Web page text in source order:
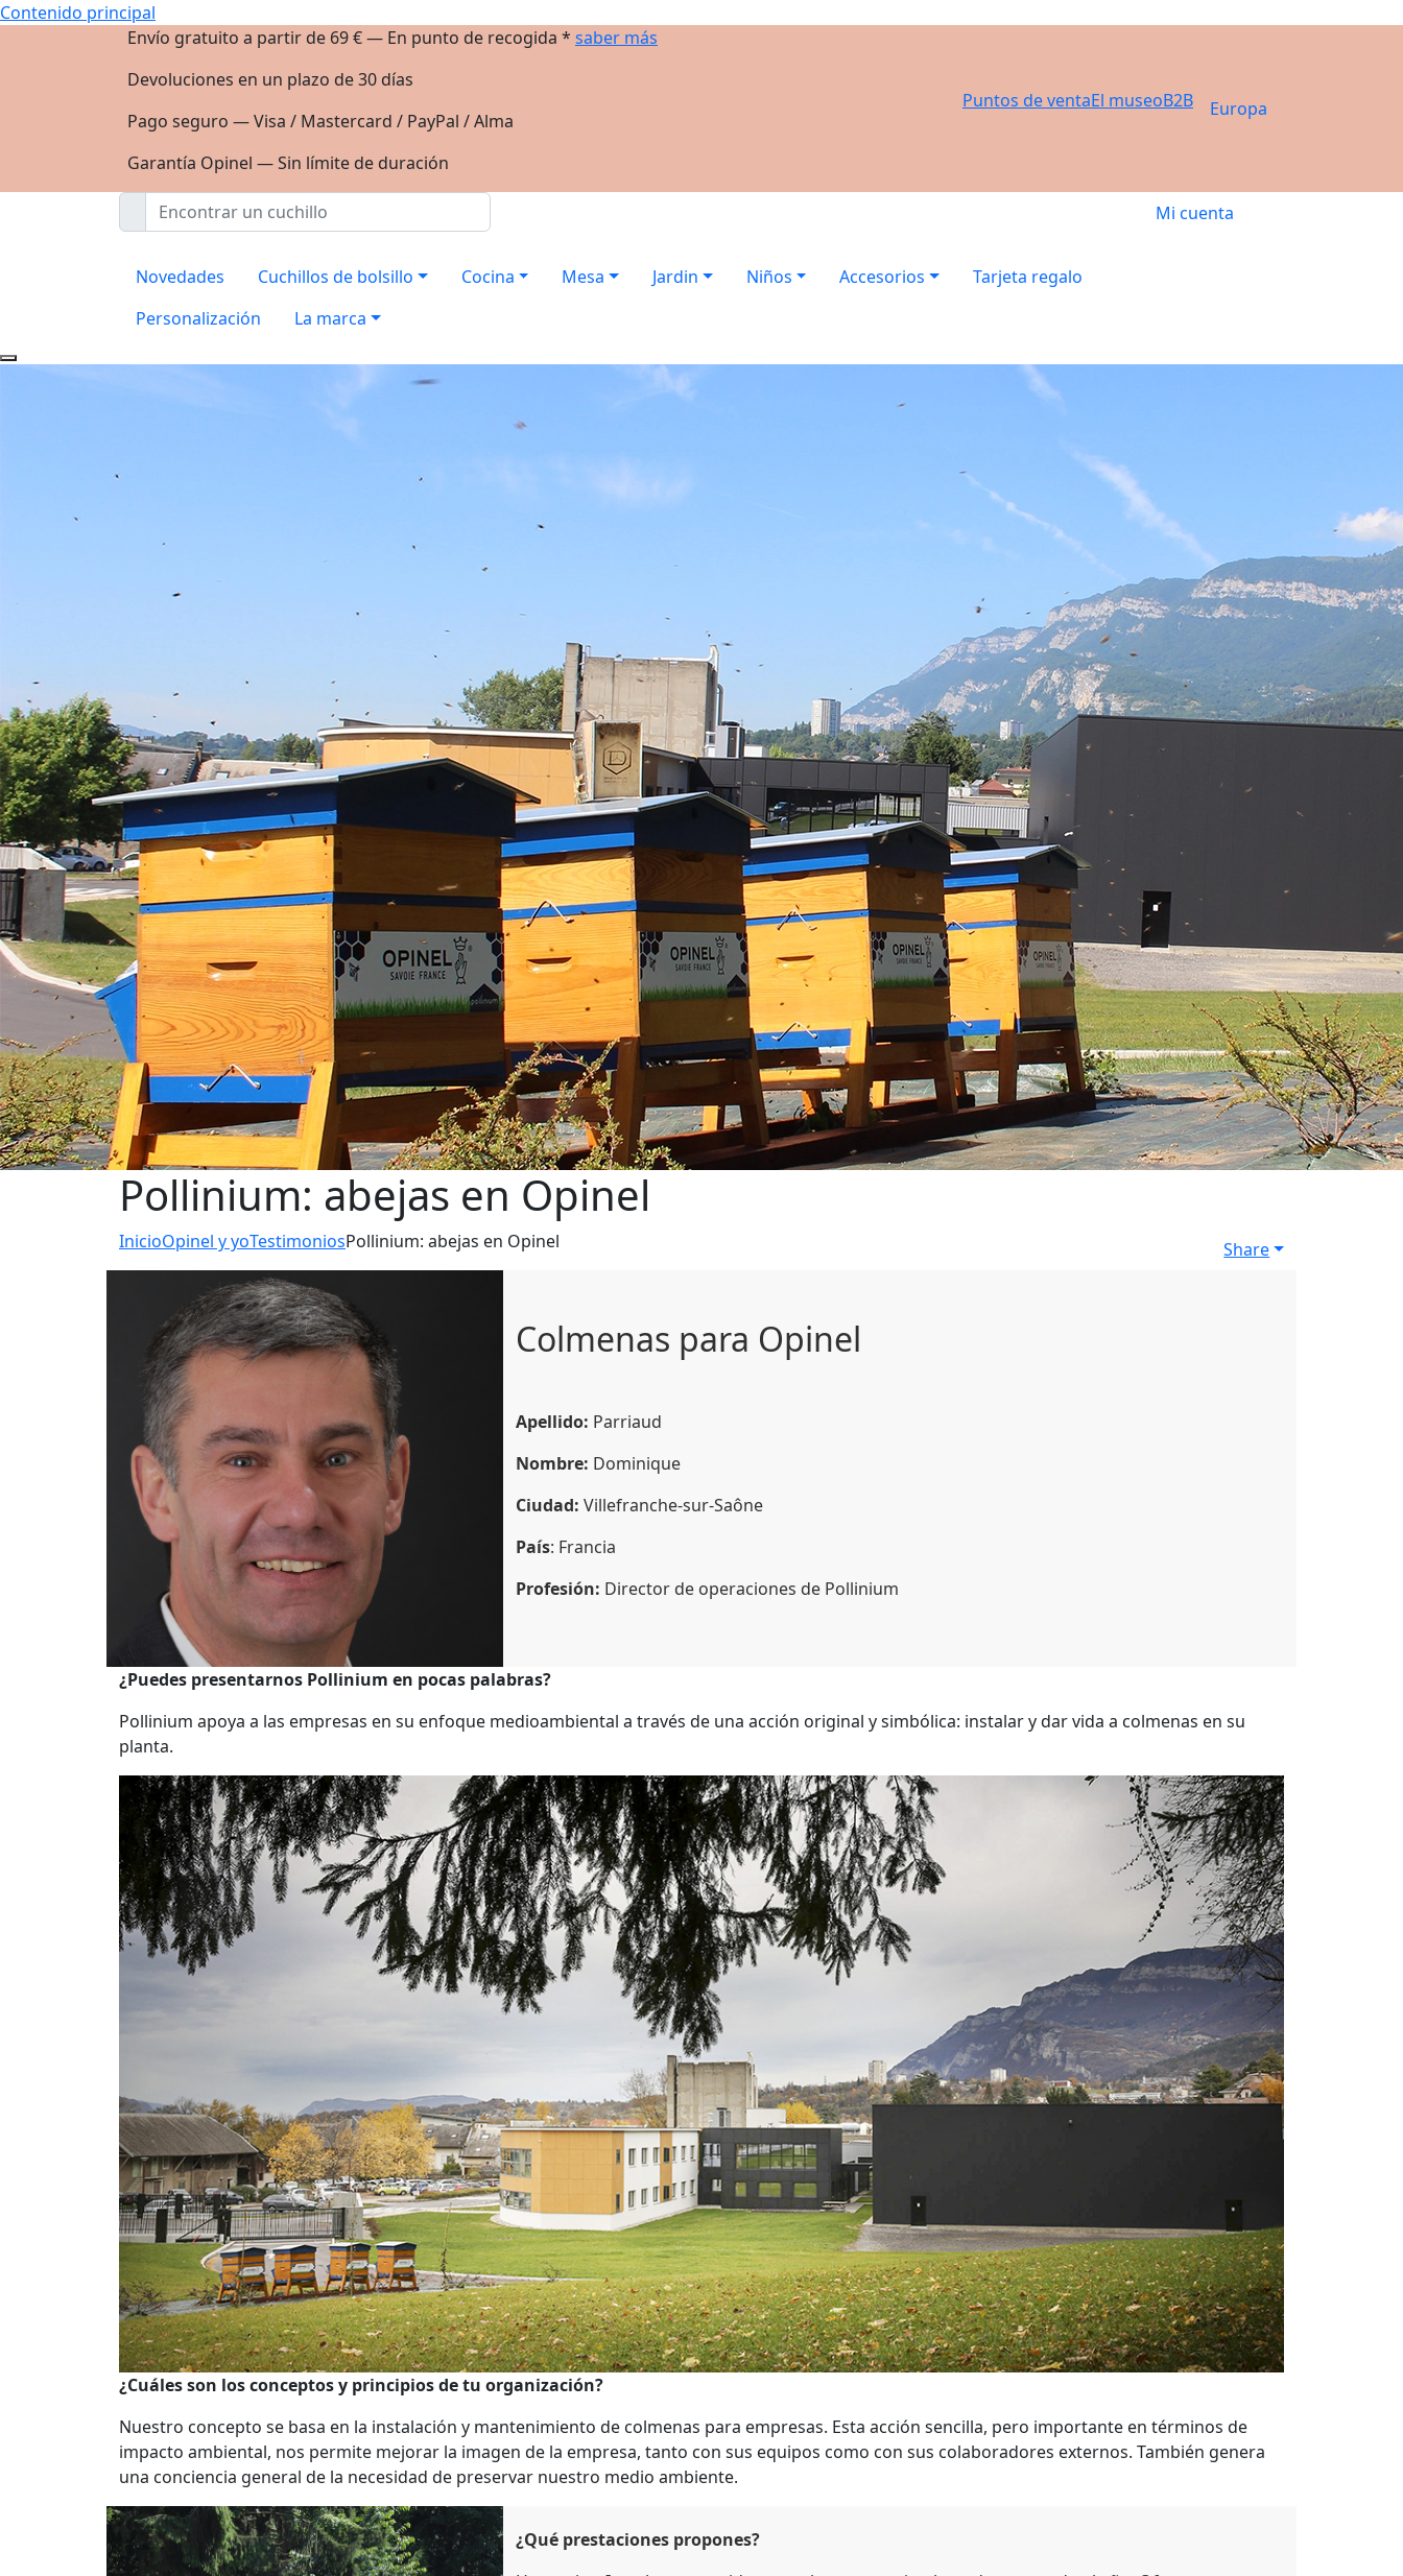
Contenido principal
Envío gratuito a partir de 69 € — En punto de recogida * saber más
Devoluciones en un plazo de 30 días
Pago seguro — Visa / Mastercard / PayPal / Alma
Garantía Opinel — Sin límite de duración
Puntos de ventaEl museoB2B Europa
Mi cuenta
Novedades Cuchillos de bolsillo Cocina Mesa Jardin Niños Accesorios
Tarjeta regalo
Personalización
La marca
Pollinium: abejas en Opinel
InicioOpinel y yoTestimoniosPollinium: abejas en Opinel Share
Colmenas para Opinel
Apellido: Parriaud
Nombre: Dominique
Ciudad: Villefranche-sur-Saône
País: Francia
Profesión: Director de operaciones de Pollinium
¿Puedes presentarnos Pollinium en pocas palabras?
Pollinium apoya a las empresas en su enfoque medioambiental a través de una acción original y simbólica: instalar y dar vida a colmenas en su
planta.
¿Cuáles son los conceptos y principios de tu organización?
Nuestro concepto se basa en la instalación y mantenimiento de colmenas para empresas. Esta acción sencilla, pero importante en términos de
impacto ambiental, nos permite mejorar la imagen de la empresa, tanto con sus equipos como con sus colaboradores externos. También genera
una conciencia general de la necesidad de preservar nuestro medio ambiente.
¿Qué prestaciones propones?